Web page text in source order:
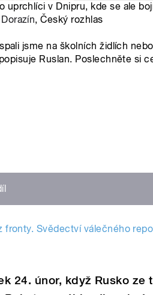
uprchlíci v Dnipru, kde se ale
, Český rozhlas
jsme na školních židlích
Ruslan. Poslechněte si
fronty. Svědectví válečného
24. únor, když Rusko